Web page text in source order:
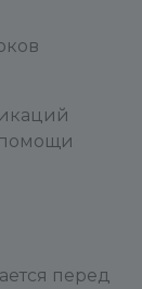
перед